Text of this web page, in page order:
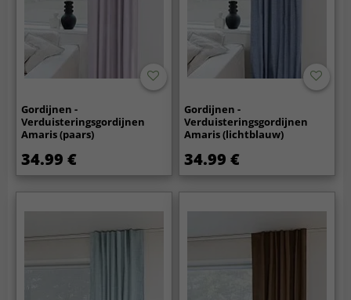
Gordijnen -
Verduisteringsgordijnen
Amaris (paars)
34.99 €
Gordijnen -
Verduisteringsgordijnen
Amaris (lichtblauw)
34.99 €